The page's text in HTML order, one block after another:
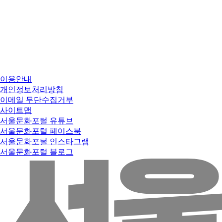
이용안내
개인정보처리방침
이메일 무단수집거부
사이트맵
서울문화포털 유튜브
서울문화포털 페이스북
서울문화포털 인스타그램
서울문화포털 블로그